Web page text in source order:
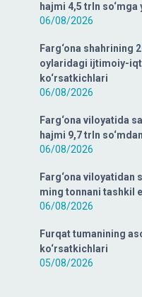
hajmi 4,5 trln so‘mga
06/08/2026
Farg‘ona shahrining
oylaridagi ijtimoiy-
ko‘rsatkichlari
06/08/2026
Farg‘ona viloyatida
hajmi 9,7 trln
06/08/2026
Farg‘ona viloyatidan
ming tonnani tashkil
06/08/2026
Furqat tumanining
ko‘rsatkichlari
05/08/2026